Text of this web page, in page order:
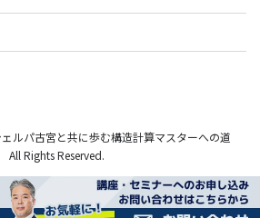
ルパ古宮と共に歩む構造計算マスターへの道
All Rights Reserved.